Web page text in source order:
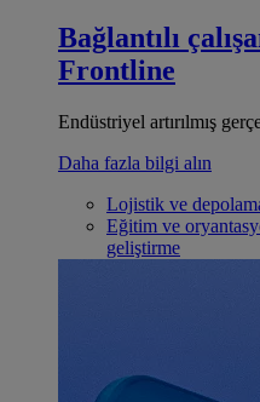
Bağlantılı
Frontline
Endüstriyel artırılmış
Daha fazla bilgi alın
Lojistik ve
Eğitim ve
geliştirme